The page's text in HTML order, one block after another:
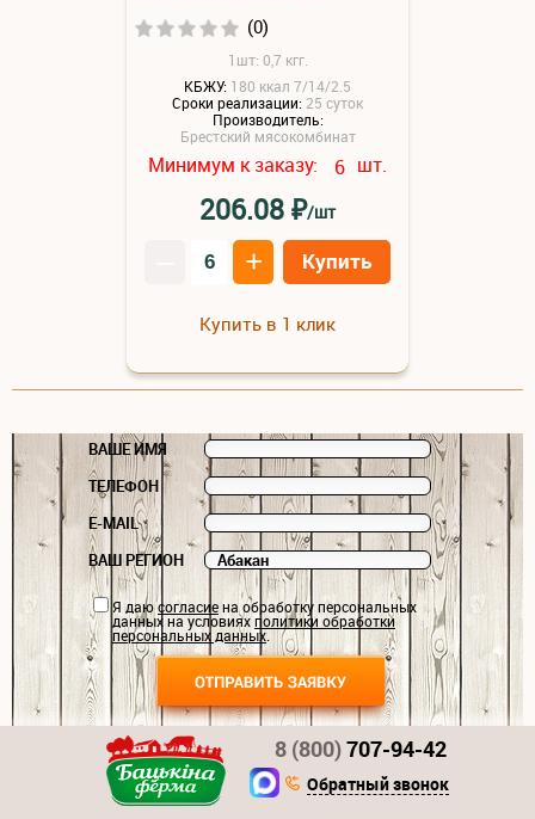
(0)
1шт: 0,7 кгг.
КБЖУ: 180 ккал 7/14/2.5
Сроки реализации: 25 суток
Производитель:
Брестский мясокомбинат
Минимум к заказу: 6 шт.
206.08₽/шт
+ Купить
Купить в 1 клик
ВАШЕ ИМЯ
ТЕЛЕФОН
E-MAIL
ВАШ РЕГИОН
Я даюсогласиена обработку персональных
данных на условияхполитики обработки
персональных данных.
8 (800)707-94-42
Обратный звонок